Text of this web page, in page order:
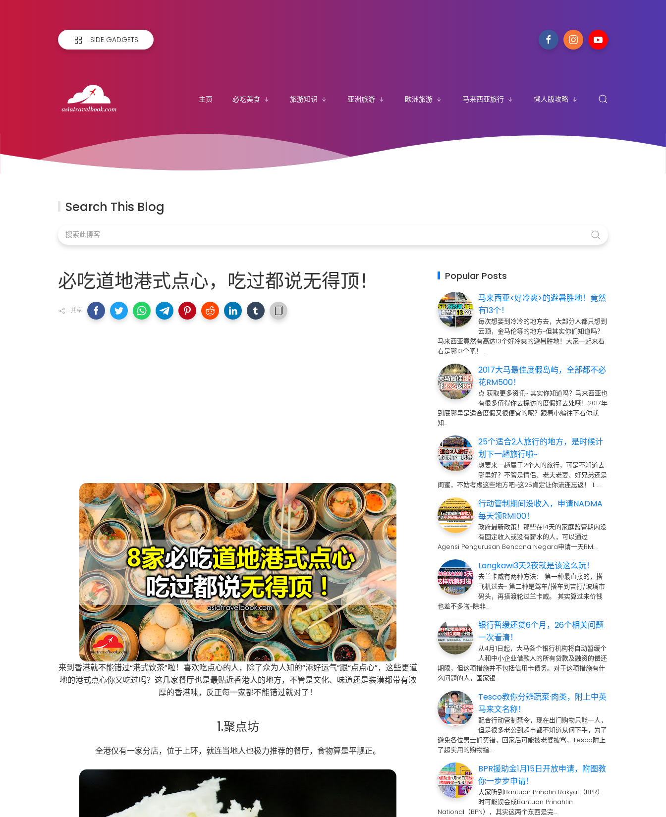
SIDE GADGETS
主页 必吃美食 旅游知识 亚洲旅游 欧洲旅游 马来西亚旅行 懒人版攻略
Search This Blog
必吃道地港式点心，吃过都说无得顶！
共享
来到香港就不能错过“港式饮茶”啦！喜欢吃点心的人，除了众为人知的“添好运气”跟“点点心”，这些更道
地的港式点心你又吃过吗？这几家餐厅也是最贴近香港人的地方，不管是文化、味道还是装潢都带有浓
厚的香港味，反正每一家都不能错过就对了！
1.聚点坊
全港仅有一家分店，位于上环，就连当地人也极力推荐的餐厅，食物算是平靓正。
Popular Posts
马来西亚<好冷爽>的避暑胜地！竟然
有13个！
每次想要到冷冷的地方去，大部分人都只想到
云顶，金马伦等的地方~但其实你们知道吗？
马来西亚竟然有高达13个好冷爽的避暑胜地！大家一起来看
看是哪13个吧！ …
2017大马最佳度假岛屿，全部都不必
花RM500！
点 获取更多资讯~ 其实你知道吗？马来西亚也
有很多值得你去探访的度假好去处哦！2017年
到底哪里是适合度假又很便宜的呢？跟着小编往下看你就
知…
25个适合2人旅行的地方，是时候计
划下一趟旅行啦~
想要来一趟属于2个人的旅行，可是不知道去
哪里好？不管是情侣、老夫老妻、好兄弟还是
闺蜜，不妨考虑这些地方吧~这25肯定让你流连忘返！ 1. …
行动管制期间没收入，申请NADMA
每天领RM100！
政府最新政策！那些在14天的家庭监管期内没
有固定收入或没有薪水的人，可以通过
Agensi Pengurusan Bencana Negara申请一天RM…
Langkawi3天2夜就是该这么玩！
去兰卡威有两种方法： 第一种最直接的，搭
飞机过去~ 第二种是驾车/搭车到吉打/玻璃市
码头，再搭渡轮过兰卡威。 其实算过来价钱
也差不多啦~除非…
银行暂缓还贷6个月，26个相关问题
一次看清！
从4月1日起，大马各个银行机构将自动暂缓个
人和中小企业借款人的所有贷款及融资的偿还
期限，但这项措施并不包括信用卡债务。对于这项措施有什
么问题的人，国家银…
Tesco教你分辨蔬菜·肉类，附上中英
马来文名称！
配合行动管制禁令，现在出门购物只能一人，
但是很多老公到超市都不知道从何下手，为了
避免各位男士们买错，回家后可能被老婆被骂，Tesco附上
了超实用的购物指…
BPR援助金1月15日开放申请，附图教
你一步步申请！
大家听到Bantuan Prihatin Rakyat（BPR）
时可能误会成Bantuan Prinahtin
National（BPN），其实这两个东西是完…